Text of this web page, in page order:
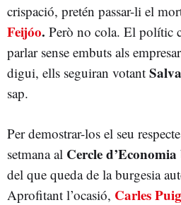
crispació, pretén passar-li el
Feijóo. Però no cola. El polític
parlar sense embuts als
digui, ells seguiran votant
sap.
Per demostrar-los el seu
setmana al Cercle d’Economia
del que queda de la burgesia
Aprofitant l’ocasió, Carles